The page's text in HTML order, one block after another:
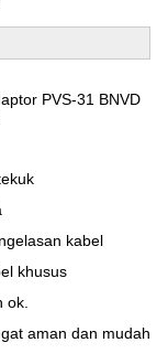
PVS-31 BNVD
kabel
khusus
ok.
aman dan mudah